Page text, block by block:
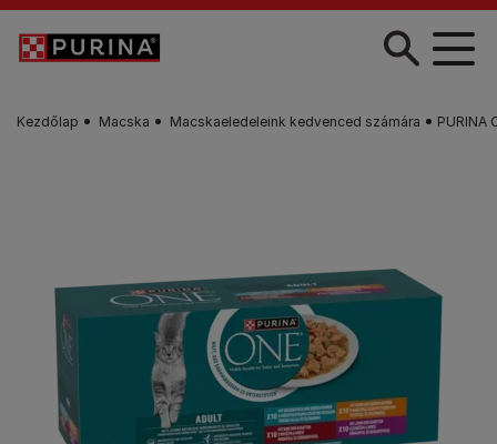
Skip to main content
Kezdőlap Macska Macskaeledeleink kedvenced számára PURINA